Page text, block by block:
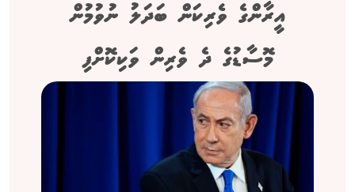
އީރާންގެ ވެރިކަން ބަދަލު ނުވުމުން
މޮސާޑުގެ ދެ ވެރިން ވަކިކޮށްފި